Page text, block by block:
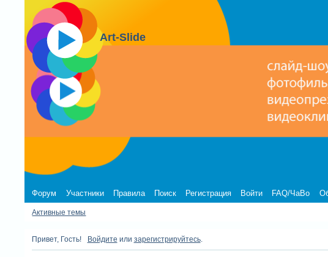
Art-Slide
Форум Участники Правила Поиск Регистрация Войти FAQ/ЧаВо
Активные темы
Привет, Гость! Войдите или зарегистрируйтесь.